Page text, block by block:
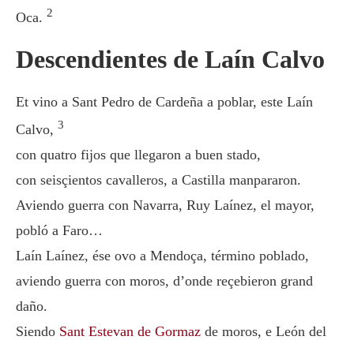
Oca. 2
Descendientes de Laín Calvo
Et vino a Sant Pedro de Cardeña a poblar, este Laín
Calvo, 3
con quatro fijos que llegaron a buen stado,
con seisçientos cavalleros, a Castilla manpararon.
Aviendo guerra con Navarra, Ruy Laínez, el mayor,
pobló a Faro…
Laín Laínez, ése ovo a Mendoça, término poblado,
aviendo guerra con moros, d’onde reçebieron grand
daño.
Siendo Sant Estevan de Gormaz de moros, e León del